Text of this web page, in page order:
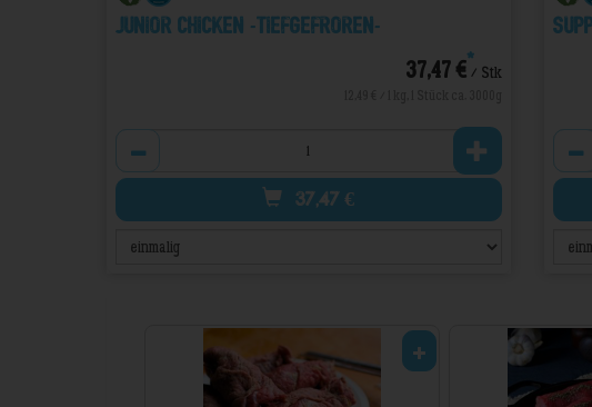
Junior Chicken -TIEFGEFROREN-
37,47 €*/ Stk
37,47€